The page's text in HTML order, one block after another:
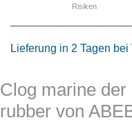
Risiken
Lieferung in 2 Tagen
Clog marine
rubber von